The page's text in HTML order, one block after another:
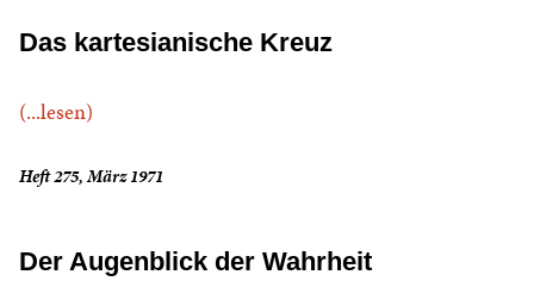
Das kartesianische Kreuz
(...lesen)
Heft 275, März 1971
Der Augenblick der Wahrheit